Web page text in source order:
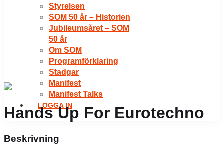
Styrelsen
SOM 50 år – Historien
Jubileumsåret – SOM
50 år
Om SOM
Programförklaring
Stadgar
Manifest
Manifest Talks
LOGGA IN
Hands Up For Eurotechno
Beskrivning